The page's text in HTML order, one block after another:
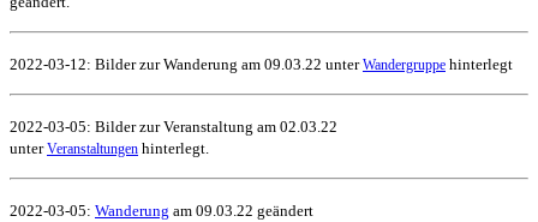
2022-03-12: Bilder zur Wanderung am 09.03.22 unterWandergruppe hinterlegt
2022-03-05: Bilder zur Veranstaltung am 02.03.22
unterVeranstaltungen hinterlegt.
2022-03-05: Wanderung am 09.03.22 geändert